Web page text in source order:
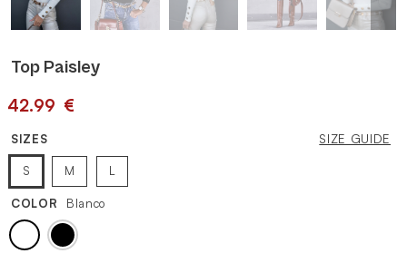
MORE INFORMATION
Top Paisley
42.99 €
SIZES SIZE GUIDE
S M L
COLOR Blanco